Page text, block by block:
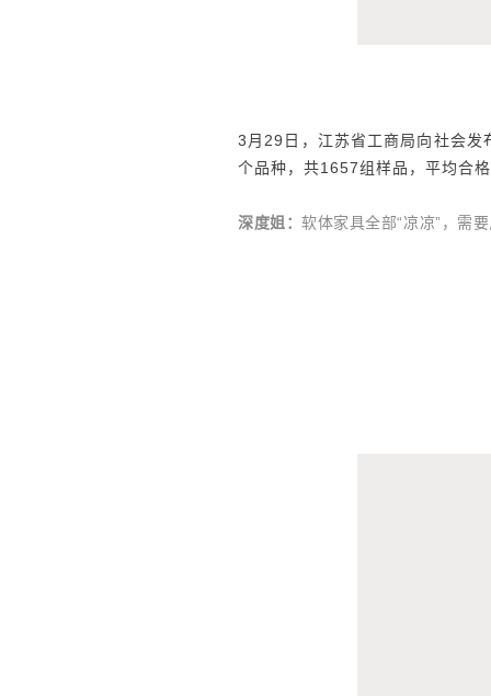
3月29日，江苏省工商局向社会
个品种，共1657组样品，平均合
深度姐：软体家具全部“凉凉”，需